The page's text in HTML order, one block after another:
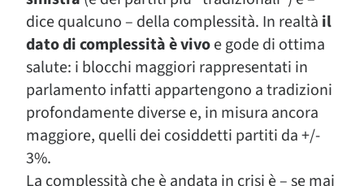
dice qualcuno – della complessità. In realtà il
dato di complessità è vivoe gode di ottima
salute: i blocchi maggiori rappresentati in
parlamento infatti appartengono a tradizioni
profondamente diverse e, in misura ancora
maggiore, quelli dei cosiddetti partiti da +/-
3%.
La complessità che è andata in crisi è – se mai